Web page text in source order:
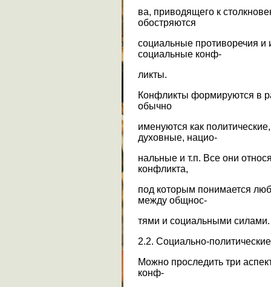
ва, приводящего к
обостряются
социальные противоречия и
социальные конф-
ликты.
Конфликты формируются в
обычно
именуются как
духовные, нацио-
нальные и т.п. Все они
конфликта,
под которым понимается
между общнос-
тями и социальными силами.
2.2. Социально-
Можно проследить три
конф-